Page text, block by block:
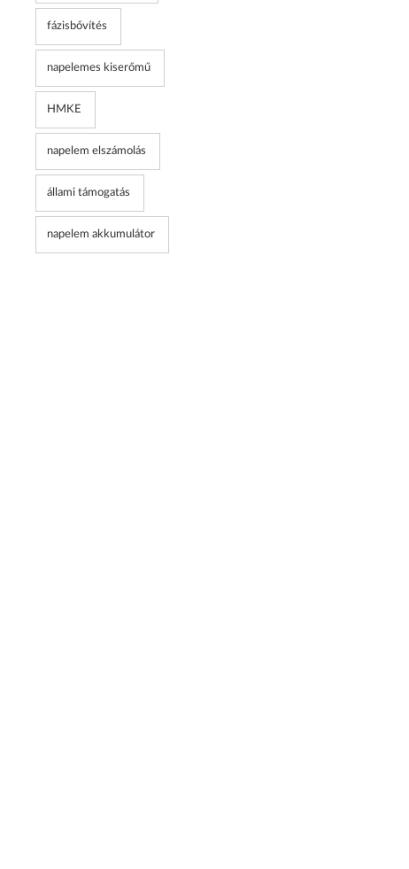
fázisbővítés
napelemes kiserőmű
HMKE
napelem elszámolás
állami támogatás
napelem akkumulátor